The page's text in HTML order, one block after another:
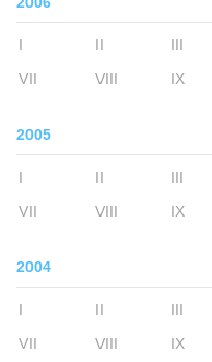
I II III
VII
VIII IX
2005
I II III
VII
VIII IX
2004
I II III
VII
VIII IX